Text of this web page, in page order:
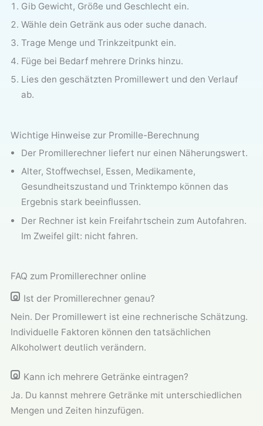
Gib Gewicht, Größe und Geschlecht ein.
Wähle dein Getränk aus oder suche danach.
Trage Menge und Trinkzeitpunkt ein.
Füge bei Bedarf mehrere Drinks hinzu.
Lies den geschätzten Promillewert und den Verlauf
ab.
Wichtige Hinweise zur Promille-Berechnung
Der Promillerechner liefert nur einen Näherungswert.
Alter, Stoffwechsel, Essen, Medikamente,
Gesundheitszustand und Trinktempo können das
Ergebnis stark beeinflussen.
Der Rechner ist kein Freifahrtschein zum Autofahren.
Im Zweifel gilt: nicht fahren.
FAQ zum Promillerechner online
Ist der Promillerechner genau?
Nein. Der Promillewert ist eine rechnerische Schätzung.
Individuelle Faktoren können den tatsächlichen
Alkoholwert deutlich verändern.
Kann ich mehrere Getränke eintragen?
Ja. Du kannst mehrere Getränke mit unterschiedlichen
Mengen und Zeiten hinzufügen.